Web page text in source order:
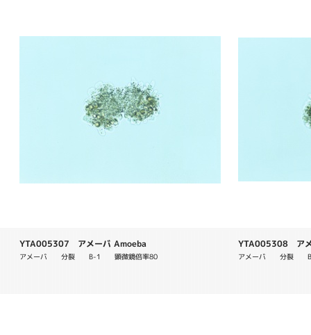
YTA005307 アメーバ Amoeba
アメーバ　　分裂　　B-1　　顕微鏡倍率80
YTA005308 ア
アメーバ　　分裂　